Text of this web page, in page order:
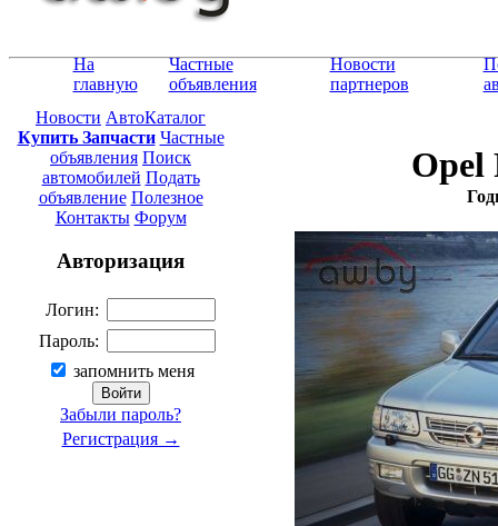
На
главную
Частные
объявления
Новости
партнеров
Новости АвтоКаталог
Купить Запчасти Частные
объявления Поиск
автомобилей Подать
объявление Полезное
Контакты Форум
Авторизация
Логин:
Пароль:
запомнить меня
Забыли пароль?
Регистрация →
Opel